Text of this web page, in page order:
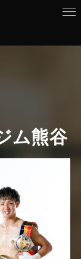
ム熊谷